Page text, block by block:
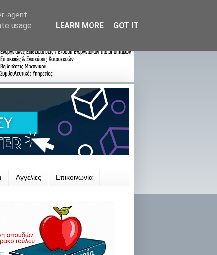
Αγγελίες Επικοινωνία
agent
usage
LEARN MORE GOT IT